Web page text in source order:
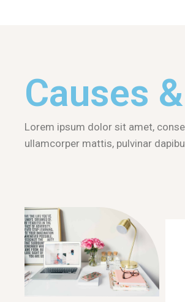
Causes
Lorem ipsum dolor sit amet,
ullamcorper mattis, pulvinar